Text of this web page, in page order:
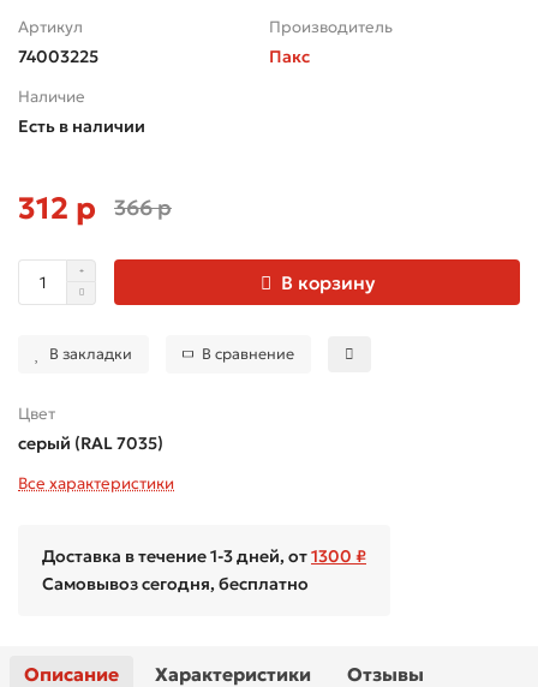
Артикул
74003225
Производитель
Пакс
Наличие
Есть в наличии
312 р 366 р
В корзину
В закладки В сравнение
Цвет
серый (RAL 7035)
Все характеристики
Доставка в течение 1-3 дней, от1300 ₽
Самовывоз сегодня, бесплатно
Описание Характеристики Отзывы